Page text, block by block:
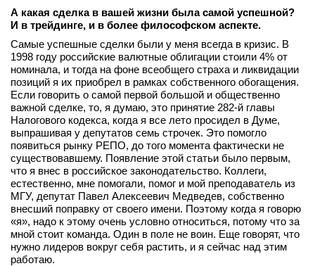
А какая сделка в вашей жизни была самой успешной?
И в трейдинге, и в более философском аспекте.
Самые успешные сделки были у меня всегда в кризис. В
1998 году российские валютные облигации стоили 4% от
номинала, и тогда на фоне всеобщего страха и ликвидации
позиций я их приобрел в рамках собственного обогащения.
Если говорить о самой первой большой и общественно
важной сделке, то, я думаю, это принятие 282‑й главы
Налогового кодекса, когда я все лето просидел в Думе,
выпрашивая у депутатов семь строчек. Это помогло
появиться рынку РЕПО, до того момента фактически не
существовавшему. Появление этой статьи было первым,
что я внес в российское законодательство. Коллеги,
естественно, мне помогали, помог и мой преподаватель из
МГУ, депутат Павел Алексеевич Медведев, собственно
внесший поправку от своего имени. Поэтому когда я говорю
«я», надо к этому очень условно относиться, потому что за
мной стоит команда. Один в поле не воин. Еще говорят, что
нужно лидеров вокруг себя растить, и я сейчас над этим
работаю.